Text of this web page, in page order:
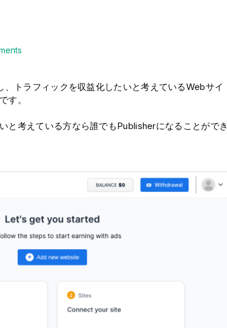
トラフィックを収益化したいと考えているWebサイ
す。
と考えている方なら誰でもPublisherになることができ